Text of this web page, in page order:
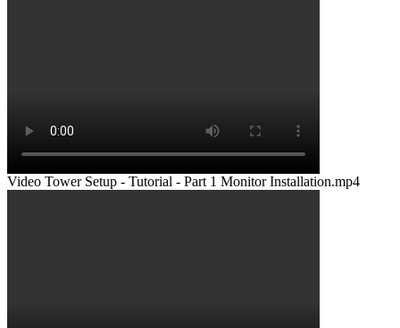
Video Tower Setup - Tutorial - Part 1 Monitor Installation.mp4